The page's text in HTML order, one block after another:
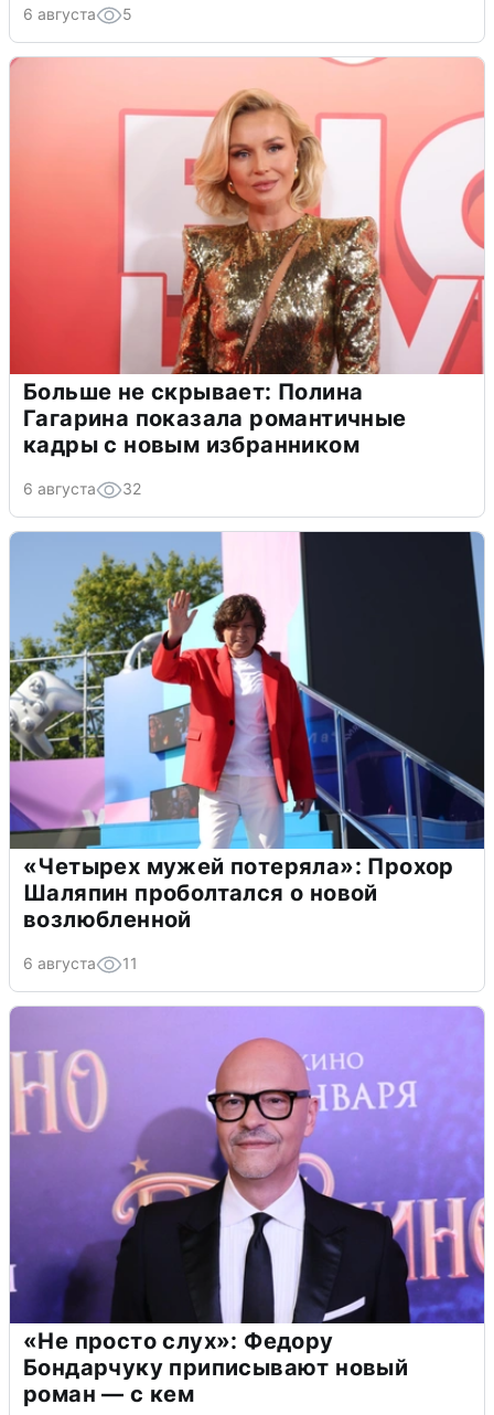
6 августа 5
Больше не скрывает: Полина
Гагарина показала романтичные
кадры с новым избранником
6 августа 32
«Четырех мужей потеряла»: Прохор
Шаляпин проболтался о новой
возлюбленной
6 августа 11
«Не просто слух»: Федору
Бондарчуку приписывают новый
роман — с кем